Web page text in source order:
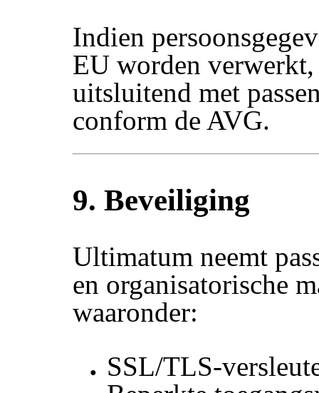
Indien
EU worden
uitsluitend met
conform de AVG.
9. Beveiliging
Ultimatum neemt
en organisatorische
waaronder:
SSL/TLS-